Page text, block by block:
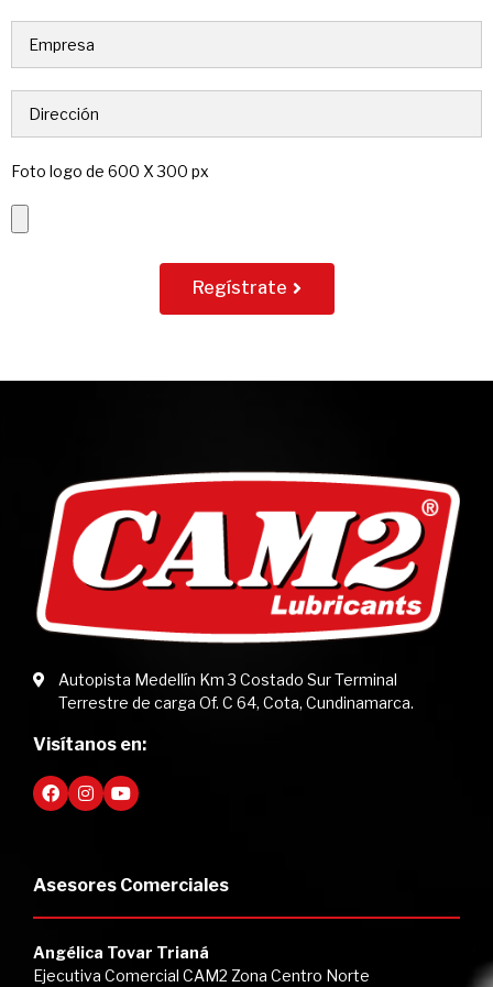
Foto logo de 600 X 300 px
Regístrate
Autopista Medellín Km 3 Costado Sur Terminal
Terrestre de carga Of. C 64, Cota, Cundinamarca.
Visítanos en:
Asesores Comerciales
Angélica Tovar Trianá
Ejecutiva Comercial CAM2 Zona Centro Norte